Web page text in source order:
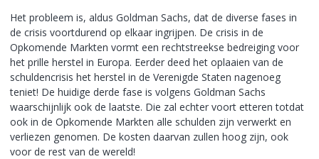
Het probleem is, aldus Goldman Sachs, dat de diverse fases in
de crisis voortdurend op elkaar ingrijpen. De crisis in de
Opkomende Markten vormt een rechtstreekse bedreiging voor
het prille herstel in Europa. Eerder deed het oplaaien van de
schuldencrisis het herstel in de Verenigde Staten nagenoeg
teniet! De huidige derde fase is volgens Goldman Sachs
waarschijnlijk ook de laatste. Die zal echter voort etteren totdat
ook in de Opkomende Markten alle schulden zijn verwerkt en
verliezen genomen. De kosten daarvan zullen hoog zijn, ook
voor de rest van de wereld!